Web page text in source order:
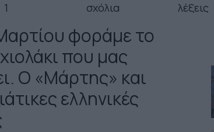
1 σχόλια λέξεις
φοράμε το
που μας
Ο «Μάρτης» και
ελληνικές